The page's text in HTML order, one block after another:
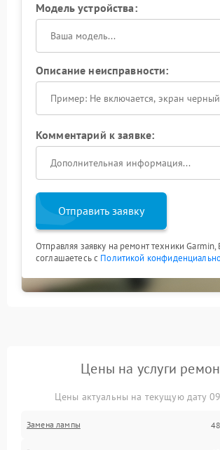
Модель устройства:
Описание неисправности:
Комментарий к заявке:
Отправить заявку
Отправляя заявку на ремонт техники
соглашаетесь с Политикой
Цены на услуги
Цены актуальны на текущую дату
Замена лампы